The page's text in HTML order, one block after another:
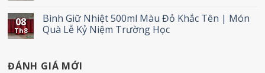
08
Th8
Bình Giữ Nhiệt 500ml Màu Đỏ Khắc Tên | Món
Quà Lễ Kỷ Niệm Trường Học
ĐÁNH GIÁ MỚI